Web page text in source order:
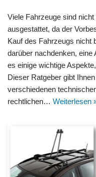
Viele Fahrzeuge sind
ausgestattet, da der
Kauf des Fahrzeugs nicht
darüber nachdenken, eine
es einige wichtige
Dieser Ratgeber gibt
verschiedenen
rechtlichen… Weiterlesen